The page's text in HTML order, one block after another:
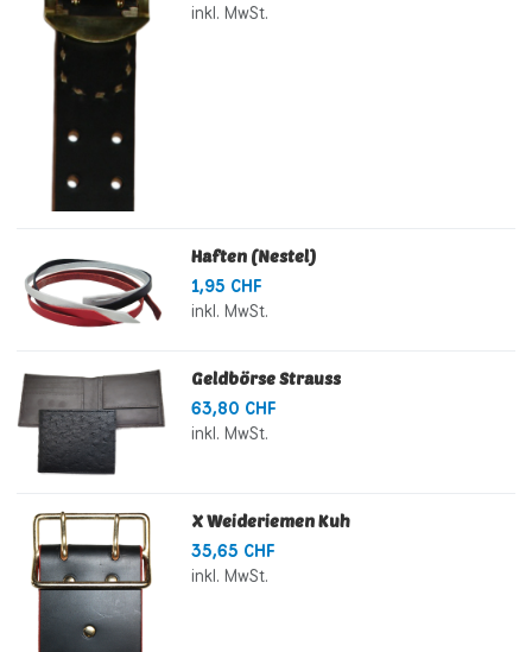
inkl. MwSt.
Haften (Nestel)
1,95 CHF
inkl. MwSt.
Geldbörse Strauss
63,80 CHF
inkl. MwSt.
X Weideriemen Kuh
35,65 CHF
inkl. MwSt.